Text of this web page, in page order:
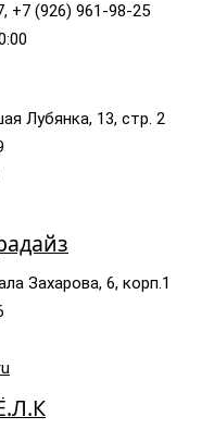
+7 (926) 961-98-25
Лубянка, 13, стр. 2
Захарова, 6, корп.1